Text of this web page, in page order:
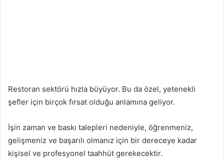
Restoran sektörü hızla büyüyor. Bu da özel, yetenekli
şefler için birçok fırsat olduğu anlamına geliyor.
İşin zaman ve baskı talepleri nedeniyle, öğrenmeniz,
gelişmeniz ve başarılı olmanız için bir dereceye kadar
kişisel ve profesyonel taahhüt gerekecektir.